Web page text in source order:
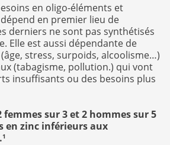
en oligo-éléments et
en premier lieu de
derniers ne sont pas synthétisés
Elle est aussi dépendante de
stress, surpoids, alcoolisme…)
(tabagisme, pollution.) qui vont
insuffisants ou des besoins plus
femmes sur 3 et 2 hommes sur 5
en zinc inférieurs aux
1